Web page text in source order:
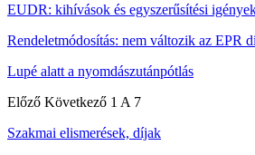
EUDR: kihívások és egyszerűsítési
Rendeletmódosítás: nem változik az EPR
Lupé alatt a nyomdászutánpótlás
Előző Következő 1 A 7
Szakmai elismerések, díjak